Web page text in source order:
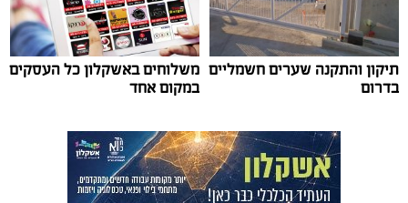
תיקון והתקנה שערים חשמליים
בדרום
משלוחים באשקלון כל העסקים
במקום אחד